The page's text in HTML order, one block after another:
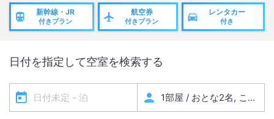
新幹線・JR
付きプラン
航空券
付きプラン
レンタカー
付き
日付を指定して空室を検索する